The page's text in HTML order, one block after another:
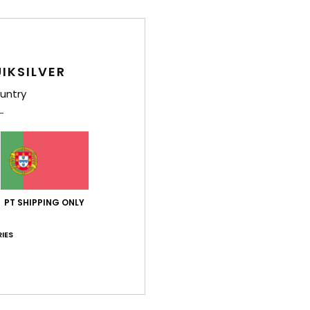
preço
qualidade/preço
produto
PT SHIPPING ONLY